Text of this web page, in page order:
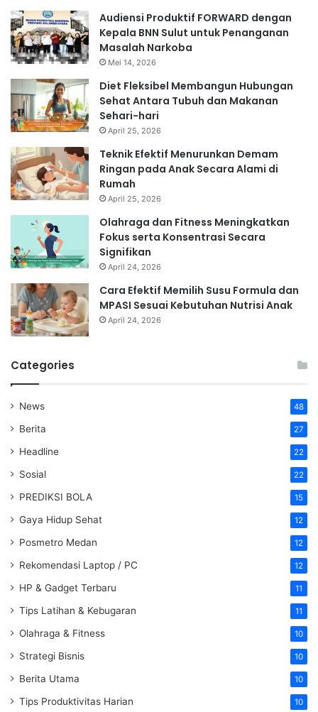
Audiensi Produktif FORWARD dengan
Kepala BNN Sulut untuk Penanganan
Masalah Narkoba
Mei 14, 2026
Diet Fleksibel Membangun Hubungan
Sehat Antara Tubuh dan Makanan
Sehari-hari
April 25, 2026
Teknik Efektif Menurunkan Demam
Ringan pada Anak Secara Alami di
Rumah
April 25, 2026
Olahraga dan Fitness Meningkatkan
Fokus serta Konsentrasi Secara
Signifikan
April 24, 2026
Cara Efektif Memilih Susu Formula dan
MPASI Sesuai Kebutuhan Nutrisi Anak
April 24, 2026
Categories
News 48
Berita 27
Headline 22
Sosial 22
PREDIKSI BOLA 15
Gaya Hidup Sehat 12
Posmetro Medan 12
Rekomendasi Laptop / PC 12
HP & Gadget Terbaru 11
Tips Latihan & Kebugaran 11
Olahraga & Fitness 10
Strategi Bisnis 10
Berita Utama 10
Tips Produktivitas Harian 10